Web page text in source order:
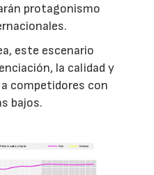
protagonismo
este escenario
la calidad y
competidores con
bajos.